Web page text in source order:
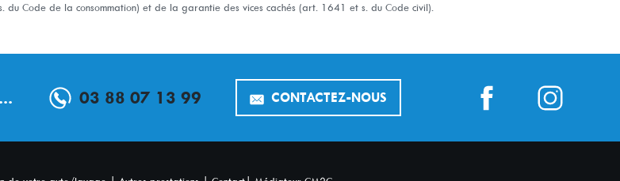
Code de la consommation) et de la garantie des vices cachés (art. 1641 et s. du Code civil).
03 88 07 13 99 CONTACTEZ-NOUS